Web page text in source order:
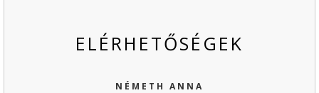
ELÉRHETŐSÉGEK
NÉMETH ANNA